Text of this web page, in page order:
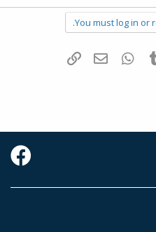
You must log in or
Tumblr
WhatsAppדואר אלקטרוני